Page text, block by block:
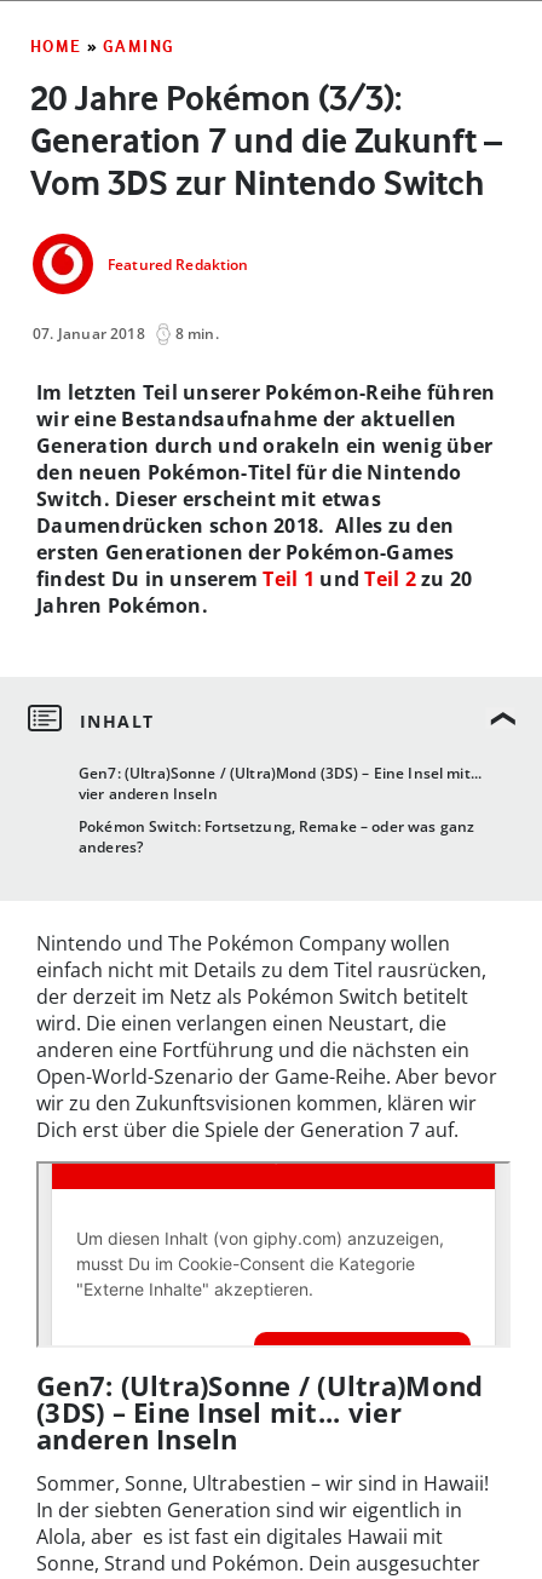
HOME » GAMING
20 Jahre Pokémon (3/3):
Generation 7 und die Zukunft –
Vom 3DS zur Nintendo Switch
Featured Redaktion
07. Januar 2018 8 min.
Gen7: (Ultra)Sonne / (Ultra)Mond (3DS) – Eine Insel mit...
vier anderen Inseln
Pokémon Switch: Fortsetzung, Remake – oder was ganz
anderes?
Im letzten Teil unserer Pokémon-Reihe führen
wir eine Bestandsaufnahme der aktuellen
Generation durch und orakeln ein wenig über
den neuen Pokémon-Titel für die Nintendo
Switch. Dieser erscheint mit etwas
Daumendrücken schon 2018. Alles zu den
ersten Generationen der Pokémon-Games
findest Du in unseremTeil 1 undTeil 2zu 20
Jahren Pokémon.
Nintendo und The Pokémon Company wollen
einfach nicht mit Details zu dem Titel rausrücken,
der derzeit im Netz als Pokémon Switch betitelt
wird. Die einen verlangen einen Neustart, die
anderen eine Fortführung und die nächsten ein
Open-World-Szenario der Game-Reihe. Aber bevor
wir zu den Zukunftsvisionen kommen, klären wir
Dich erst über die Spiele der Generation 7 auf.
Gen7: (Ultra)Sonne / (Ultra)Mond
(3DS) – Eine Insel mit... vier
anderen Inseln
Sommer, Sonne, Ultrabestien – wir sind in Hawaii!
In der siebten Generation sind wir eigentlich in
Alola, aber es ist fast ein digitales Hawaii mit
Sonne, Strand und Pokémon. Dein ausgesuchter